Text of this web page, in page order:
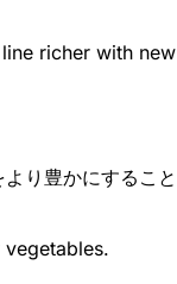
richer with new
り豊かにすること